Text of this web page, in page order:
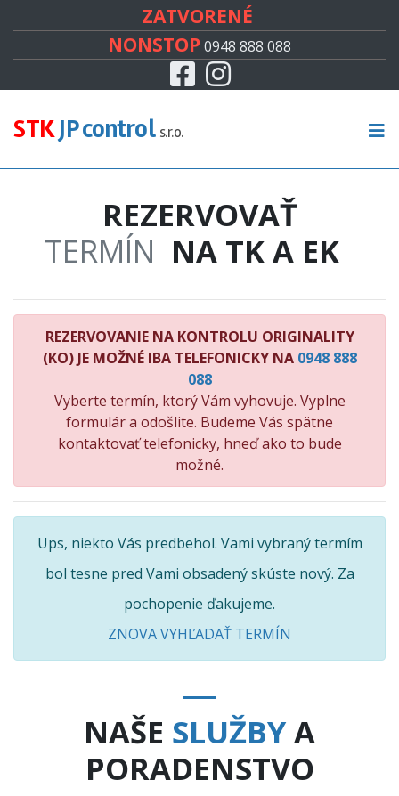
ZATVORENÉ
NONSTOP0948 888 088
FacebookInstagram
STKJP control s.r.o.
REZERVOVAŤ
TERMÍN NA TK A EK
REZERVOVANIE NA KONTROLU ORIGINALITY
(KO) JE MOŽNÉ IBA TELEFONICKY NA 0948 888
088
Vyberte termín, ktorý Vám vyhovuje. Vyplne
formulár a odošlite. Budeme Vás spätne
kontaktovať telefonicky, hneď ako to bude
možné.
Ups, niekto Vás predbehol. Vami vybraný termím
bol tesne pred Vami obsadený skúste nový. Za
pochopenie ďakujeme.
ZNOVA VYHĽADAŤ TERMÍN
NAŠE SLUŽBYA
PORADENSTVO
CENNÍK
KONTROLA ORIGINALITY
RECENZIE